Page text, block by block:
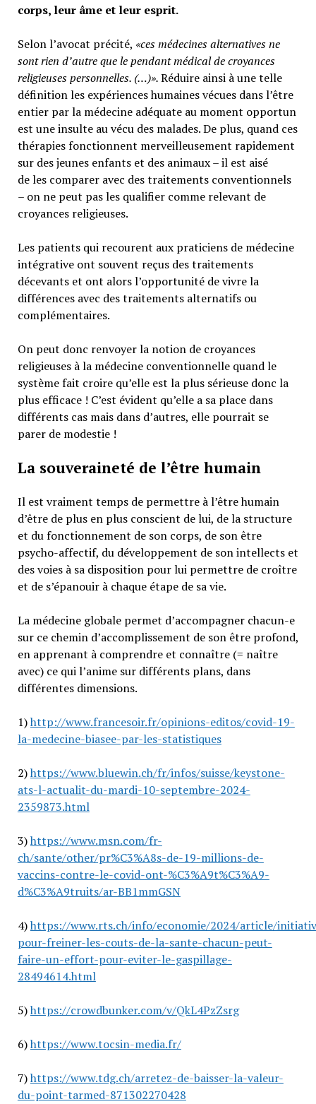
corps, leur âme et leur esprit.
Selon l’avocat précité, «ces médecines alternatives ne
sont rien d’autre que le pendant médical de croyances
religieuses personnelles. (…)».Réduire ainsi à une telle
définition les expériences humaines vécues dans l’être
entier par la médecine adéquate au moment opportun
est une insulte au vécu des malades. De plus, quand ces
thérapies fonctionnent merveilleusement rapidement
sur des jeunes enfants et des animaux – il est aisé
de les comparer avec des traitements conventionnels
– on ne peut pas les qualifier comme relevant de
croyances religieuses.
Les patients qui recourent aux praticiens de médecine
intégrative ont souvent reçus des traitements
décevants et ont alors l’opportunité de vivre la
différences avec des traitements alternatifs ou
complémentaires.
On peut donc renvoyer la notion de croyances
religieuses à la médecine conventionnelle quand le
système fait croire qu’elle est la plus sérieuse donc la
plus efficace ! C’est évident qu’elle a sa place dans
différents cas mais dans d’autres, elle pourrait se
parer de modestie !
La souveraineté de l’être humain
Il est vraiment temps de permettre à l’être humain
d’être de plus en plus conscient de lui, de la structure
et du fonctionnement de son corps, de son être
psycho-affectif, du développement de son intellects et
des voies à sa disposition pour lui permettre de croître
et de s’épanouir à chaque étape de sa vie.
La médecine globale permet d’accompagner chacun-e
sur ce chemin d’accomplissement de son être profond,
en apprenant à comprendre et connaître (= naître
avec) ce qui l’anime sur différents plans, dans
différentes dimensions.
1)http://www.francesoir.fr/opinions-editos/covid-19-
la-medecine-biasee-par-les-statistiques
2)https://www.bluewin.ch/fr/infos/suisse/keystone-
ats-l-actualit-du-mardi-10-septembre-2024-
2359873.html
3)https://www.msn.com/fr-
ch/sante/other/pr%C3%A8s-de-19-millions-de-
vaccins-contre-le-covid-ont-%C3%A9t%C3%A9-
d%C3%A9truits/ar-BB1mmGSN
4)https://www.rts.ch/info/economie/2024/article/
pour-freiner-les-couts-de-la-sante-chacun-peut-
faire-un-effort-pour-eviter-le-gaspillage-
28494614.html
5)https://crowdbunker.com/v/QkL4PzZsrg
6)https://www.tocsin-media.fr/
7)https://www.tdg.ch/arretez-de-baisser-la-valeur-
du-point-tarmed-871302270428